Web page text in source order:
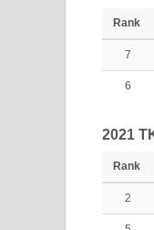
Rank
7
6
2021
Rank
2